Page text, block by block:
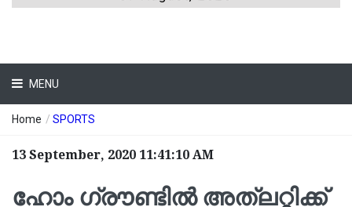
MENU
Home / SPORTS
13 September, 2020 11:41:10 AM
ഹോം ഗ്രൗണ്ടില്‍ അ​ത്ല​റ്റി​ക്ക്